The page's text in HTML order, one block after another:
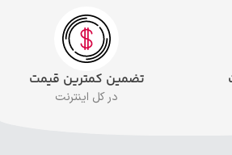
تضمین کمترین قیمت
در کل اینترنت